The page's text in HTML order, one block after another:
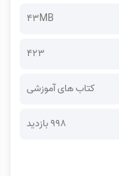
43MB
423
کتاب های آموزشی
998 بازدید